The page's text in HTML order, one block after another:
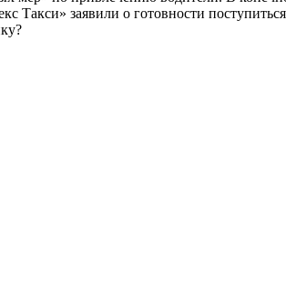
Такси» заявили о готовности